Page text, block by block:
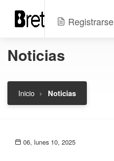
Registrarse
Noticias
Inicio Noticias
06, lunes 10, 2025